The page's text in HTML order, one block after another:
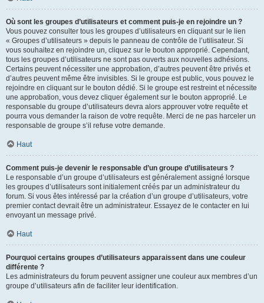
Où sont les groupes d’utilisateurs et comment puis-je en rejoindre un ?
Vous pouvez consulter tous les groupes d’utilisateurs en cliquant sur le lien
« Groupes d’utilisateurs » depuis le panneau de contrôle de l’utilisateur. Si
vous souhaitez en rejoindre un, cliquez sur le bouton approprié. Cependant,
tous les groupes d’utilisateurs ne sont pas ouverts aux nouvelles adhésions.
Certains peuvent nécessiter une approbation, d’autres peuvent être privés et
d’autres peuvent même être invisibles. Si le groupe est public, vous pouvez le
rejoindre en cliquant sur le bouton dédié. Si le groupe est restreint et nécessite
une approbation, vous devez cliquer également sur le bouton approprié. Le
responsable du groupe d’utilisateurs devra alors approuver votre requête et
pourra vous demander la raison de votre requête. Merci de ne pas harceler un
responsable de groupe s’il refuse votre demande.
Haut
Comment puis-je devenir le responsable d’un groupe d’utilisateurs ?
Le responsable d’un groupe d’utilisateurs est généralement assigné lorsque
les groupes d’utilisateurs sont initialement créés par un administrateur du
forum. Si vous êtes intéressé par la création d’un groupe d’utilisateurs, votre
premier contact devrait être un administrateur. Essayez de le contacter en lui
envoyant un message privé.
Haut
Pourquoi certains groupes d’utilisateurs apparaissent dans une couleur
différente ?
Les administrateurs du forum peuvent assigner une couleur aux membres d’un
groupe d’utilisateurs afin de faciliter leur identification.